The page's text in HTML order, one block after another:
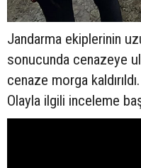
Jandarma ekiplerinin
sonucunda cenazeye
cenaze morga kaldırıldı.
Olayla ilgili inceleme